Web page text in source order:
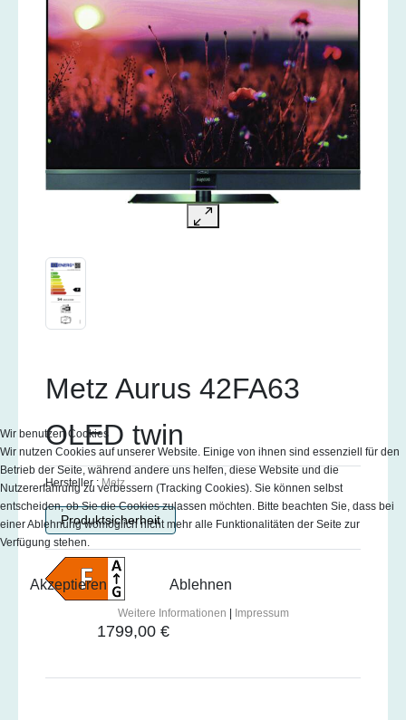
Metz Aurus 42FA63
OLED twin
Hersteller :Metz
Produktsicherheit
1799,00 €
Wir benutzen Cookies
Wir nutzen Cookies auf unserer Website. Einige von ihnen sind essenziell für den
Betrieb der Seite, während andere uns helfen, diese Website und die
Nutzererfahrung zu verbessern (Tracking Cookies). Sie können selbst
entscheiden, ob Sie die Cookies zulassen möchten. Bitte beachten Sie, dass bei
einer Ablehnung womöglich nicht mehr alle Funktionalitäten der Seite zur
Verfügung stehen.
Akzeptieren Ablehnen
Weitere Informationen | Impressum